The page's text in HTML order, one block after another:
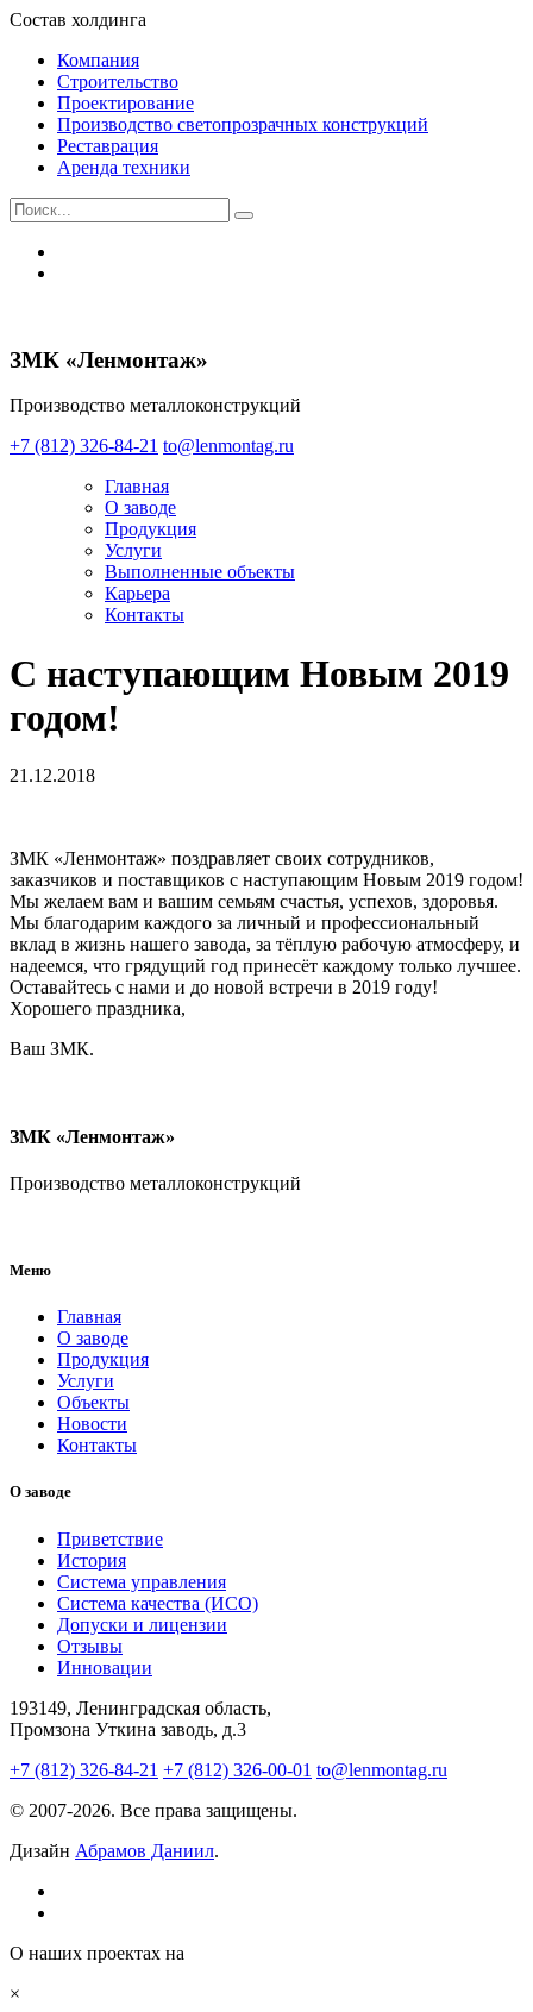
Состав холдинга
Компания
Строительство
Проектирование
Производство светопрозрачных конструкций
Реставрация
Аренда техники
ЗМК «Ленмонтаж»
Производство металлоконструкций
+7 (812) 326-84-21 to@lenmontag.ru
Главная
О заводе
Продукция
Услуги
Выполненные объекты
Карьера
Контакты
С наступающим Новым 2019
годом!
21.12.2018
ЗМК «Ленмонтаж» поздравляет своих сотрудников,
заказчиков и поставщиков с наступающим Новым 2019 годом!
Мы желаем вам и вашим семьям счастья, успехов, здоровья.
Мы благодарим каждого за личный и профессиональный
вклад в жизнь нашего завода, за тёплую рабочую атмосферу, и
надеемся, что грядущий год принесёт каждому только лучшее.
Оставайтесь с нами и до новой встречи в 2019 году!
Хорошего праздника,
Ваш ЗМК.
ЗМК «Ленмонтаж»
Производство металлоконструкций
Меню
Главная
О заводе
Продукция
Услуги
Объекты
Новости
Контакты
О заводе
Приветствие
История
Система управления
Система качества (ИСО)
Допуски и лицензии
Отзывы
Инновации
193149, Ленинградская область,
Промзона Уткина заводь, д.3
+7 (812) 326-84-21 +7 (812) 326-00-01 to@lenmontag.ru
© 2007-2026. Все права защищены.
Дизайн Абрамов Даниил.
О наших проектах на
×